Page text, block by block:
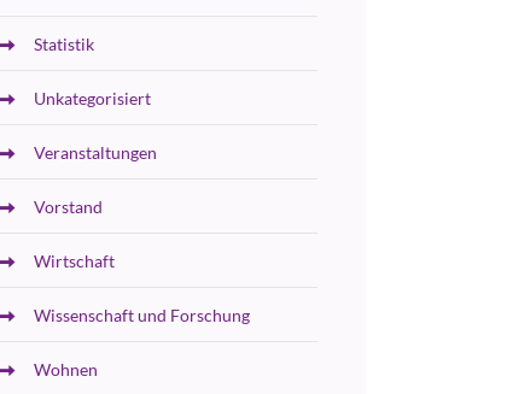
Statistik
Unkategorisiert
Veranstaltungen
Vorstand
Wirtschaft
Wissenschaft und Forschung
Wohnen